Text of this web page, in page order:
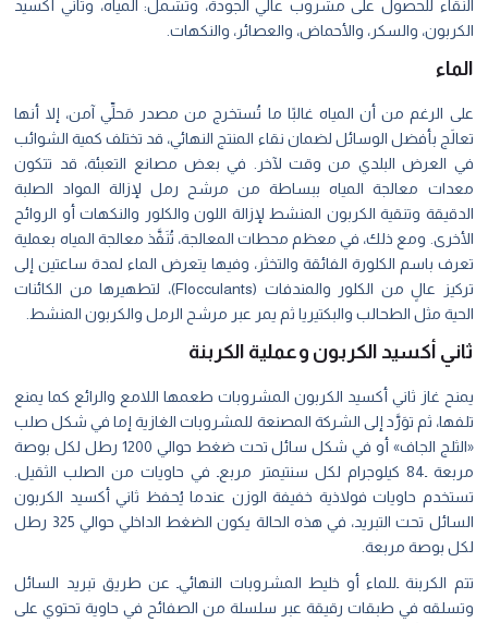
النقاء للحصول على مشروب عالي الجودة، وتشمل: المياه، وثاني أكسيد
الكربون، والسكر، والأحماض، والعصائر، والنكهات.
‏الماء
على الرغم من أن المياه غالبًا ما تُستخرج من مصدر مَحلِّي آمن، إلا أنها
تعالَج بأفضل الوسائل لضمان نقاء المنتج النهائي، قد تختلف كمية الشوائب
في العرض البلدي من وقت لآخر. في بعض مصانع التعبئة، قد تتكون
معدات معالجة المياه ببساطة من مرشح رمل لإزالة المواد الصلبة
الدقيقة وتنقية الكربون المنشط لإزالة اللون والكلور والنكهات أو الروائح
الأخرى. ومع ذلك، في معظم محطات المعالجة، تُنَفَّذ معالجة المياه بعملية
تعرف باسم الكلورة الفائقة والتخثر، وفيها يتعرض الماء لمدة ساعتين إلی
تركيز عالٍ من الكلور والمندفات (Flocculants)، لتطهيرها من الكائنات
الحية مثل الطحالب والبكتيريا ثم يمر عبر مرشح الرمل والكربون المنشط.
ثاني أكسيد الكربون وعملية الكربنة
يمنح غاز ثاني أكسيد الكربون المشروبات طعمها اللامع والرائع كما يمنع
تلفها، ثم توَرَّد إلى الشركة المصنعة للمشروبات الغازية إما في شكل صلب
«الثلج الجاف» أو في شكل سائل تحت ضغط حوالي 1200 رطل لكل بوصة
مربعة ۔84 كيلوجرام لكل سنتيمتر مربع۔ في حاويات من الصلب الثقيل.
تستخدم حاويات فولاذية خفيفة الوزن عندما يُحفظ ثاني أكسيد الكربون
السائل تحت التبريد، في هذه الحالة يكون الضغط الداخلي حوالي 325 رطل
لكل بوصة مربعة.
تتم الكربنة ۔للماء أو خليط المشروبات النهائي۔ عن طريق تبريد السائل
وتسلقه في طبقات رقيقة عبر سلسلة من الصفائح في حاوية تحتوي على